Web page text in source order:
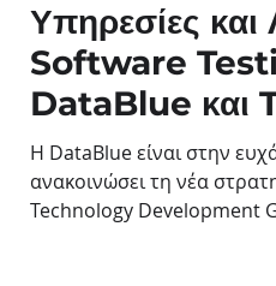
Υπηρεσίες και
Software
DataBlue και
Development
Η DataBlue είναι στην
ανακοινώσει τη νέα
Technology Development